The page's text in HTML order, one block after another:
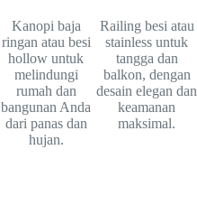
Kanopi baja
ringan atau besi
hollow untuk
melindungi
rumah dan
bangunan Anda
dari panas dan
hujan.
Railing besi atau
stainless untuk
tangga dan
balkon, dengan
desain elegan dan
keamanan
maksimal.